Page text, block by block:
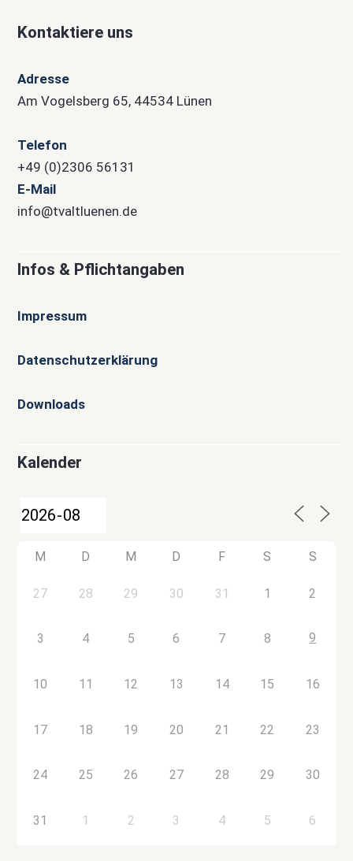
Kontaktiere uns
Adresse
Am Vogelsberg 65, 44534 Lünen
Telefon
+49 (0)2306 56131
E-Mail
info@tvaltluenen.de
Infos & Pflichtangaben
Impressum
Datenschutzerklärung
Downloads
Kalender
M D M D F S S
27 28 29 30 31 1 2
3 4 5 6 7 8 9
10 11 12 13 14 15 16
17 18 19 20 21 22 23
24 25 26 27 28 29 30
31 1 2 3 4 5 6